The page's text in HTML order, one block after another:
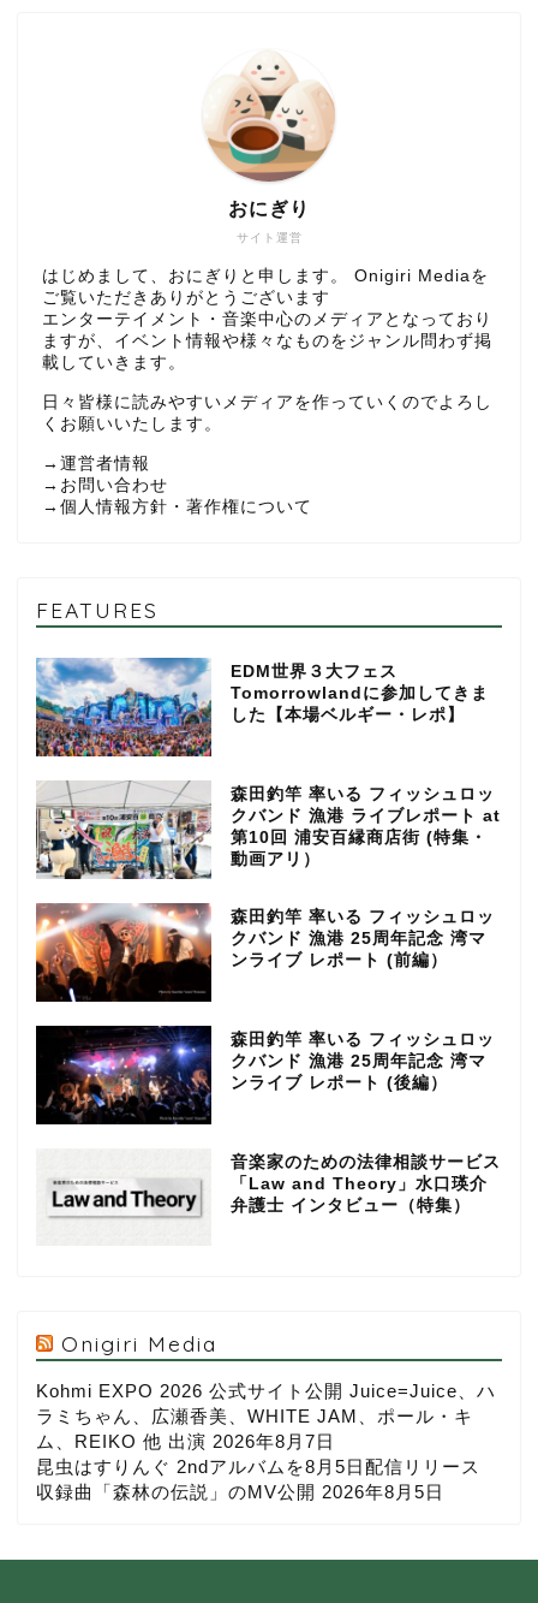
サイト運営
おにぎり
はじめまして、おにぎりと申します。 Onigiri Mediaを
ご覧いただきありがとうございます
エンターテイメント・音楽中心のメディアとなっており
ますが、イベント情報や様々なものをジャンル問わず掲
載していきます。
日々皆様に読みやすいメディアを作っていくのでよろし
くお願いいたします。
→ 運営者情報
→ お問い合わせ
→ 個人情報方針・著作権について
FEATURES
EDM世界３大フェス
Tomorrowlandに参加してきま
した【本場ベルギー・レポ】
森田釣竿 率いる フィッシュロッ
クバンド 漁港 ライブレポート at
第10回 浦安百縁商店街 (特集・
動画アリ）
森田釣竿 率いる フィッシュロッ
クバンド 漁港 25周年記念 湾マ
ンライブ レポート (前編）
森田釣竿 率いる フィッシュロッ
クバンド 漁港 25周年記念 湾マ
ンライブ レポート (後編）
音楽家のための法律相談サービス
「Law and Theory」水口瑛介
弁護士 インタビュー（特集）
Onigiri Media
Kohmi EXPO 2026 公式サイト公開 Juice=Juice、ハ
ラミちゃん、広瀬香美、WHITE JAM、ポール・キ
ム、REIKO 他 出演 2026年8月7日
昆虫はすりんぐ 2ndアルバムを8月5日配信リリース
収録曲「森林の伝説」のMV公開 2026年8月5日